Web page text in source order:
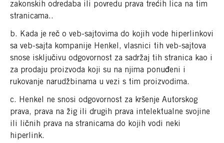
zakonskih odredaba ili povredu prava trećih lica na tim
stranicama..
b. Kada je reč o veb-sajtovima do kojih vode hiperlinkovi
sa veb-sajta kompanije Henkel, vlasnici tih veb-sajtova
snose isključivu odgovornost za sadržaj tih stranica kao i
za prodaju proizvoda koji su na njima ponuđeni i
rukovanje narudžbinama u vezi s tim proizvodima.
c. Henkel ne snosi odgovornost za kršenje Autorskog
prava, prava na žig ili drugih prava intelektualne svojine
ili ličnih prava na stranicama do kojih vodi neki
hiperlink.